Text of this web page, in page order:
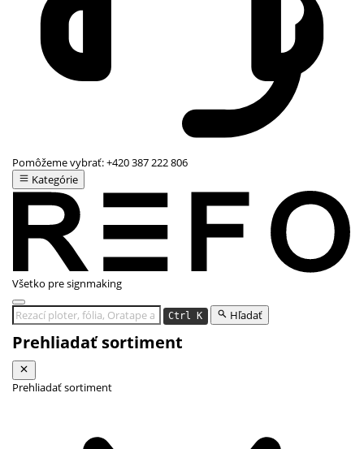
Pomôžeme vybrať:+420 387 222 806
Kategórie
Všetko pre signmaking
Ctrl K Hľadať
Prehliadať sortiment
Prehliadať sortiment